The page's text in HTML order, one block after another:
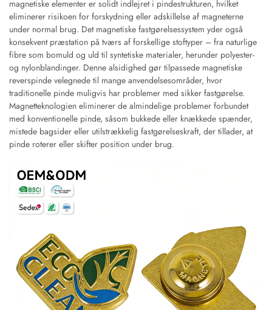
magnetiske elementer er solidt indlejret i pindestrukturen, hvilket
eliminerer risikoen for forskydning eller adskillelse af magneterne
under normal brug. Det magnetiske fastgørelsessystem yder også
konsekvent præstation på tværs af forskellige stoftyper – fra naturlige
fibre som bomuld og uld til syntetiske materialer, herunder polyester-
og nylonblandinger. Denne alsidighed gør tilpassede magnetiske
reverspinde velegnede til mange anvendelsesområder, hvor
traditionelle pinde muligvis har problemer med sikker fastgørelse.
Magnetteknologien eliminerer de almindelige problemer forbundet
med konventionelle pinde, såsom bukkede eller knækkede spænder,
mistede bagsider eller utilstrækkelig fastgørelseskraft, der tillader, at
pinde roterer eller skifter position under brug.